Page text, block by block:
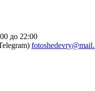
до 22:00